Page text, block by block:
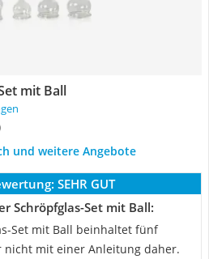
mit Ball
und weitere Angebote
SEHR GUT
Schröpfglas-Set mit Ball:
Set mit Ball beinhaltet fünf
nicht mit einer Anleitung daher.